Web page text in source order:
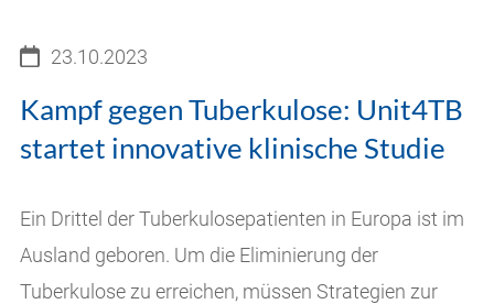
23.10.2023
Kampf gegen Tuberkulose: Unit4TB
startet innovative klinische Studie
Ein Drittel der Tuberkulosepatienten in Europa ist im
Ausland geboren. Um die Eliminierung der
Tuberkulose zu erreichen, müssen Strategien zur